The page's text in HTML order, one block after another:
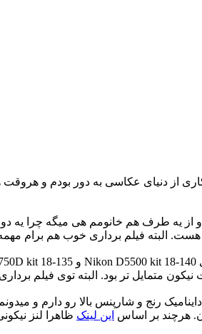
از دنیای عکاسی به دور بودم و
البته فیلم برداری خوب هم برام
متمایل تر بود. البته توی فیلم
رنج و شارپنس بالا رو دارم و
هرچند بر اساس این لینک ظاهرا لنز